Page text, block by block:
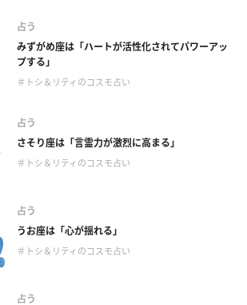
占う
みずがめ座は「ハートが活性化されてパワーアッ
プする」
＃トシ＆リティのコスモ占い
占う
さそり座は「言霊力が激烈に高まる」
＃トシ＆リティのコスモ占い
占う
うお座は「心が揺れる」
＃トシ＆リティのコスモ占い
占う